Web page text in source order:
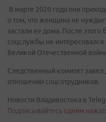
В марте 2020 года они
о том, что женщина не
застали ее дома. После этого
соцслужбы не
Великой Отечественной
Следственный комитет завел
отношении соцсотрудников.
Новости Владивостока в
Подписывайтесь одним